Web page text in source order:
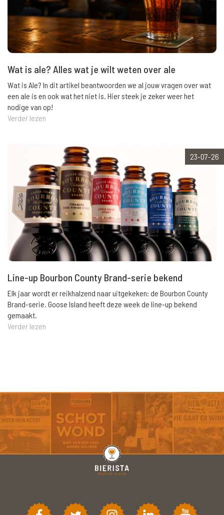
Wat is ale? Alles wat je wilt weten over ale
Wat is Ale? In dit artikel beantwoorden we al jouw vragen over wat
een ale is en ook wat het niet is. Hier steek je zeker weer het
nodige van op!
Verder lezen
23-07-26
Line-up Bourbon County Brand-serie bekend
Elk jaar wordt er reikhalzend naar uitgekeken: de Bourbon County
Brand-serie. Goose Island heeft deze week de line-up bekend
gemaakt.
Verder lezen